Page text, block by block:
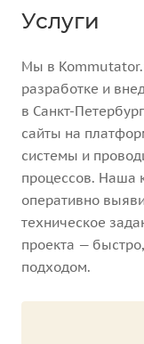
Услуги
Мы в
разработке и
в Санкт-
сайты на
системы и
процессов. Наша
оперативно
техническое
проекта —
подходом.